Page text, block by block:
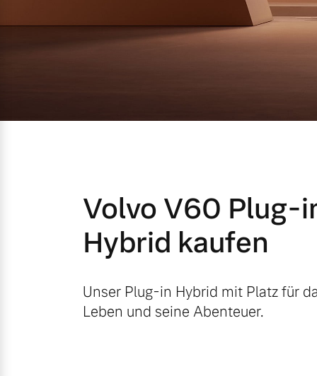
Geschäftskunden
Editionsmodelle
Konnektivität
Aktuelle Angebote
Geschäftskunden
Über uns
Unser Team
Volvo V60 Plug-
Hybrid kaufen
Unser Plug-in Hybrid mit Platz für
Leben und seine Abenteuer.